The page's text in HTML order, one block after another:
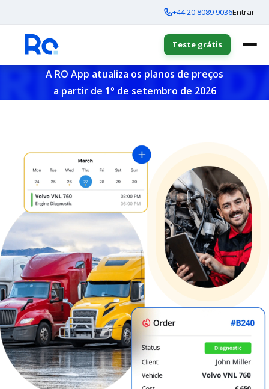
+44 20 8089 9036Entrar
Teste grátis
A RO App atualiza os planos de preços
a partir de 1º de setembro de 2026